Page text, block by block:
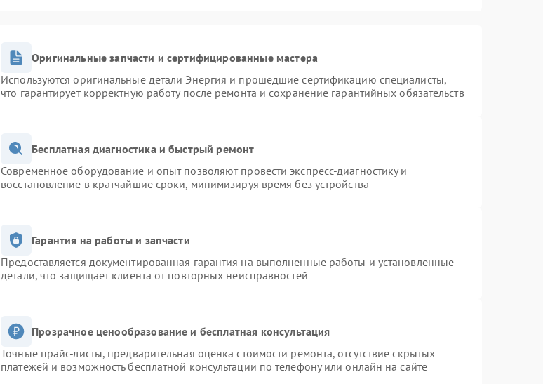
Оригинальные запчасти и сертифицированные мастера
Используются оригинальные детали Энергия и прошедшие сертификацию специалисты,
что гарантирует корректную работу после ремонта и сохранение гарантийных обязательств
Бесплатная диагностика и быстрый ремонт
Современное оборудование и опыт позволяют провести экспресс-диагностику и
восстановление в кратчайшие сроки, минимизируя время без устройства
Гарантия на работы и запчасти
Предоставляется документированная гарантия на выполненные работы и установленные
детали, что защищает клиента от повторных неисправностей
Прозрачное ценообразование и бесплатная консультация
Точные прайс-листы, предварительная оценка стоимости ремонта, отсутствие скрытых
платежей и возможность бесплатной консультации по телефону или онлайн на сайте